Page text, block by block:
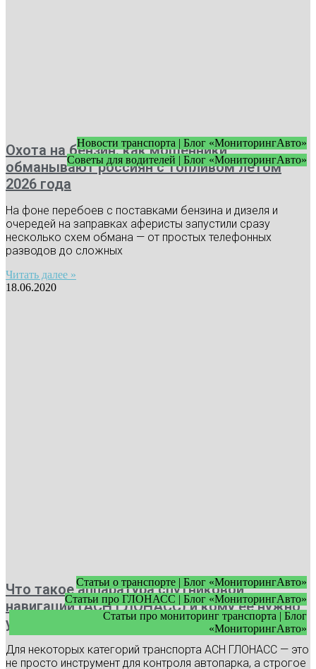
Новости транспорта | Блог «МониторингАвто»
Советы для водителей | Блог «МониторингАвто»
Охота на бензин: как мошенники
обманывают россиян с топливом летом
2026 года
На фоне перебоев с поставками бензина и дизеля и
очередей на заправках аферисты запустили сразу
несколько схем обмана — от простых телефонных
разводов до сложных
Читать далее »
18.06.2020
Статьи о транспорте | Блог «МониторингАвто»
Статьи про ГЛОНАСС | Блог «МониторингАвто»
Статьи про мониторинг транспорта | Блог
«МониторингАвто»
Что такое аппаратура спутниковой
навигации (АСН ГЛОНАСС) и кому ее нужно
устанавливать
Для некоторых категорий транспорта АСН ГЛОНАСС — это
не просто инструмент для контроля автопарка, а строгое